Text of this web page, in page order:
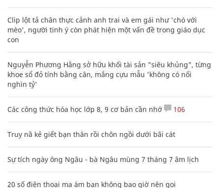
Clip lột tả chân thực cảnh anh trai và em gái như 'chó với
mèo', người tinh ý còn phát hiện một vấn đề trong giáo dục
con
Nguyễn Phương Hằng sở hữu khối tài sản "siêu khủng", từng
khoe sổ đỏ tính bằng cân, mắng cựu mẫu 'không có nổi
nghìn tỷ'
Các công thức hóa học lớp 8, 9 cơ bản cần nhớ 106
Truy nã kẻ giết bạn thân rồi chôn ngồi dưới bãi cát
Sự tích ngày ông Ngâu - bà Ngâu mùng 7 tháng 7 âm lịch
20 số điện thoại ma ám bạn không bao giờ nên gọi